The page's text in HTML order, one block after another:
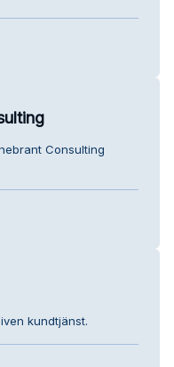
Consulting
kundtjänst.